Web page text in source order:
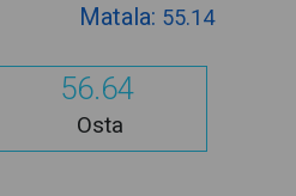
Matala: 55.14
56.64
Osta